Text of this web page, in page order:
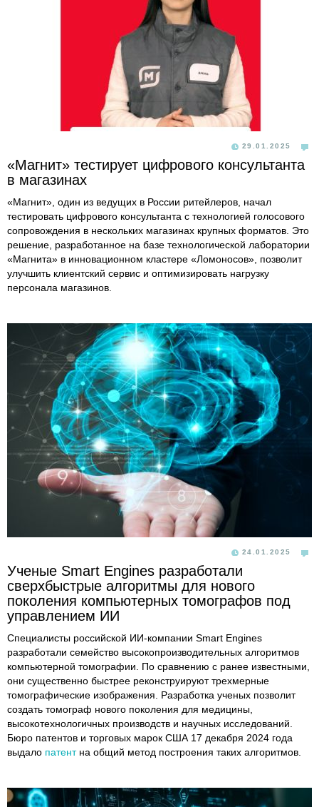
29.01.2025
«Магнит» тестирует цифрового консультанта
в магазинах
«Магнит», один из ведущих в России ритейлеров, начал
тестировать цифрового консультанта с технологией голосового
сопровождения в нескольких магазинах крупных форматов. Это
решение, разработанное на базе технологической лаборатории
«Магнита» в инновационном кластере «Ломоносов», позволит
улучшить клиентский сервис и оптимизировать нагрузку
персонала магазинов.
24.01.2025
Ученые Smart Engines разработали
сверхбыстрые алгоритмы для нового
поколения компьютерных томографов под
управлением ИИ
Специалисты российской ИИ-компании Smart Engines
разработали семейство высокопроизводительных алгоритмов
компьютерной томографии. По сравнению с ранее известными,
они существенно быстрее реконструируют трехмерные
томографические изображения. Разработка ученых позволит
создать томограф нового поколения для медицины,
высокотехнологичных производств и научных исследований.
Бюро патентов и торговых марок США 17 декабря 2024 года
выдало патентна общий метод построения таких алгоритмов.